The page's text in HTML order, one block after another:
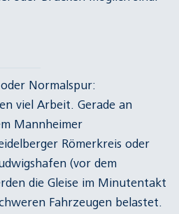
Normalspur:
viel Arbeit. Gerade an
Mannheimer
Römerkreis oder
(vor dem
die Gleise im Minutentakt
Fahrzeugen belastet.